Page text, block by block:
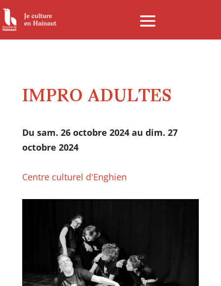
Panneau de gestion des cookies
IMPRO ADULTES
Du sam. 26 octobre 2024 au dim. 27
octobre 2024
Centre culturel d'Enghien